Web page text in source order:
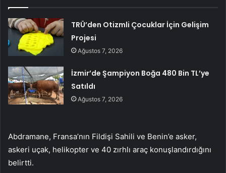
TRÜ’den Otizmli Çocuklar İçin Gelişim
Projesi
Ağustos 7, 2026
İzmir’de Şampiyon Boğa 480 Bin TL’ye
Satıldı
Ağustos 7, 2026
Abdramane, Fransa’nın Fildişi Sahili ve Benin’e asker,
askeri uçak, helikopter ve 40 zırhlı araç konuşlandırdığını
belirtti.